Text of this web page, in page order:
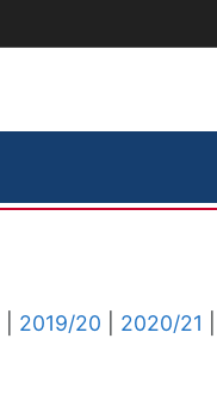
2019/20 2020/21